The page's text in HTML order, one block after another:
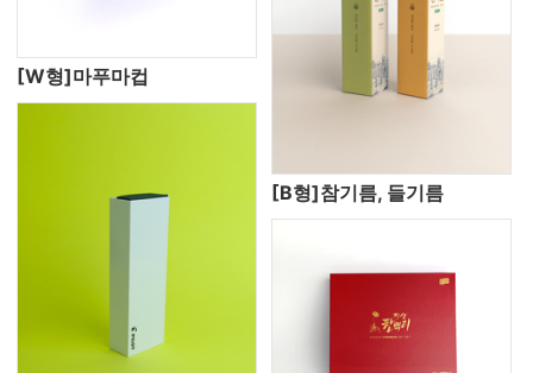
[W형]마푸마컵
[B형]참기름, 들기름